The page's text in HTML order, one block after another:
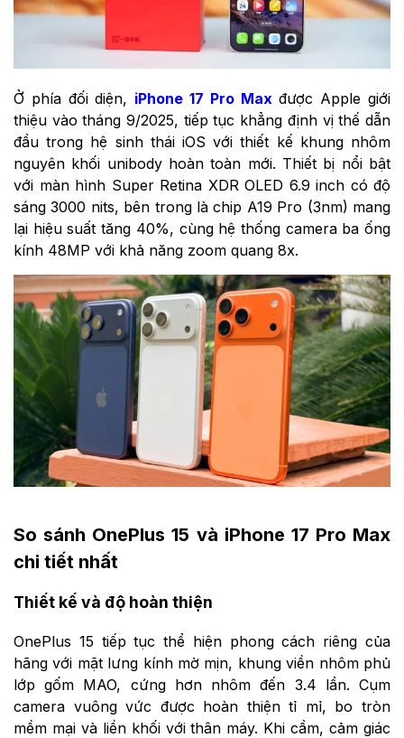
Ở phía đối diện, iPhone 17 Pro Maxđược Apple giới
thiệu vào tháng 9/2025, tiếp tục khẳng định vị thế dẫn
đầu trong hệ sinh thái iOS với thiết kế khung nhôm
nguyên khối unibody hoàn toàn mới. Thiết bị nổi bật
với màn hình Super Retina XDR OLED 6.9 inch có độ
sáng 3000 nits, bên trong là chip A19 Pro (3nm) mang
lại hiệu suất tăng 40%, cùng hệ thống camera ba ống
kính 48MP với khả năng zoom quang 8x.
So sánh OnePlus 15 và iPhone 17 Pro Max
chi tiết nhất
Thiết kế và độ hoàn thiện
OnePlus 15 tiếp tục thể hiện phong cách riêng của
hãng với mặt lưng kính mờ mịn, khung viền nhôm phủ
lớp gốm MAO, cứng hơn nhôm đến 3.4 lần. Cụm
camera vuông vức được hoàn thiện tỉ mỉ, bo tròn
mềm mại và liền khối với thân máy. Khi cầm, cảm giác